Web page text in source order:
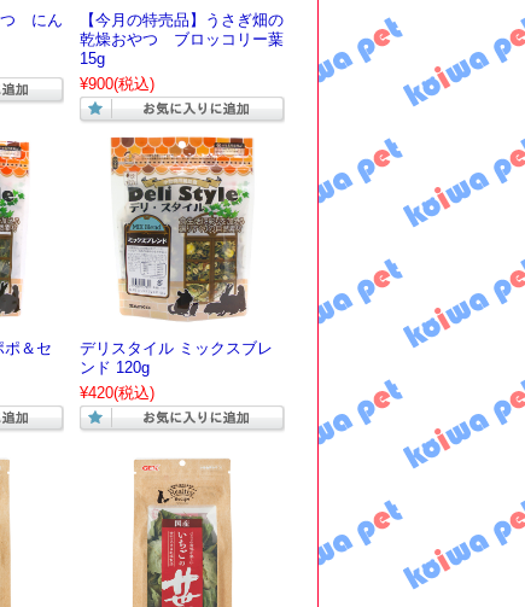
つ にん
【今月の特売品】うさぎ畑の
乾燥おやつ ブロッコリー葉
15g
¥900(税込)
ポ＆セ
デリスタイル ミックスブレ
ンド 120g
¥420(税込)